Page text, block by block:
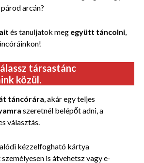
arcán?
és tanuljatok meg együtt táncolni,
társastánc
közül.
táncórára, akár egy teljes
szeretnél belépőt adni, a
választás.
kézzelfogható kártya
is átvehetsz vagy e-